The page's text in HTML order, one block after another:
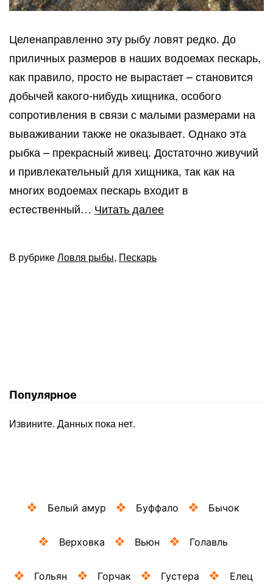
Целенаправленно эту рыбу ловят редко. До
приличных размеров в наших водоемах пескарь,
как правило, просто не вырастает – становится
добычей какого-нибудь хищника, особого
сопротивления в связи с малыми размерами на
вываживании также не оказывает. Однако эта
рыбка – прекрасный живец. Достаточно живучий
и привлекательный для хищника, так как на
многих водоемах пескарь входит в
естественный… Читать далееГде
В рубрикеЛовля рыбы, Пескарь
Популярное
Извините. Данных пока нет.
Белый амур Буффало Бычок
Верховка Вьюн Голавль
Гольян Горчак Густера Елец